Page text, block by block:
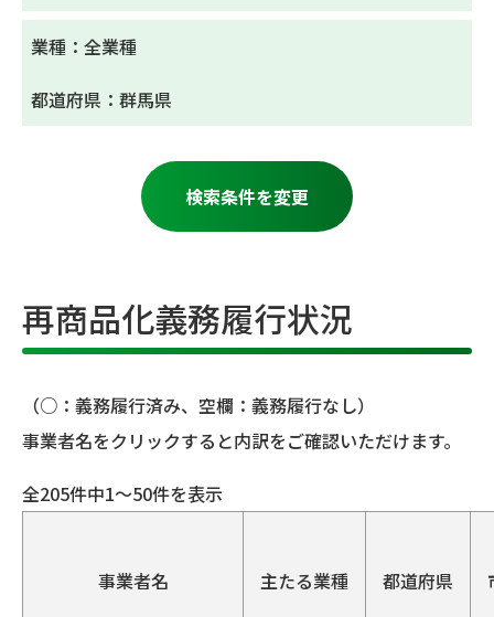
業種：全業種
都道府県：群馬県
検索条件を変更
再商品化義務履行状況
（○：義務履行済み、空欄：義務履行なし）
事業者名をクリックすると内訳をご確認いただけます。
全205件中1～50件を表示
事業者名 主たる業種 都道府県